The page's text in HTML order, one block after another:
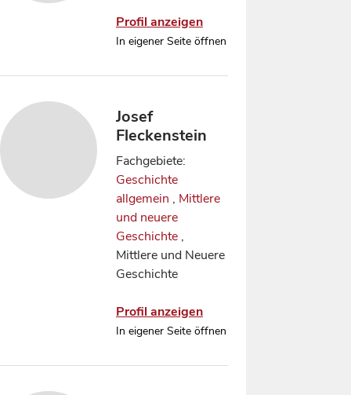
Profil anzeigen
In eigener Seite öffnen
Josef
Fleckenstein
Fachgebiete:
Geschichte
allgemein , Mittlere
und neuere
Geschichte ,
Mittlere und Neuere
Geschichte
Profil anzeigen
In eigener Seite öffnen